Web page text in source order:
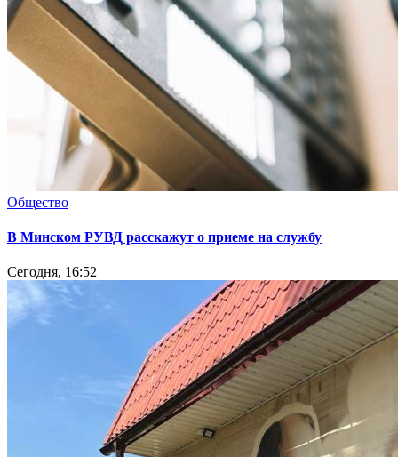
Общество
В Минском РУВД расскажут о приеме на службу
Сегодня, 16:52